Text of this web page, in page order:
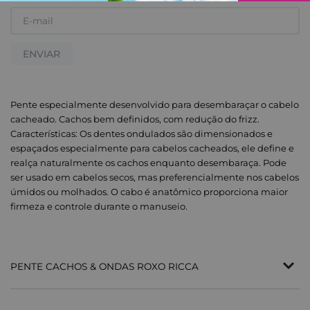
ENVIAR
Pente especialmente desenvolvido para desembaraçar o cabelo
cacheado. Cachos bem definidos, com redução do frizz.
Características: Os dentes ondulados são dimensionados e
espaçados especialmente para cabelos cacheados, ele define e
realça naturalmente os cachos enquanto desembaraça. Pode
ser usado em cabelos secos, mas preferencialmente nos cabelos
úmidos ou molhados. O cabo é anatômico proporciona maior
firmeza e controle durante o manuseio.
PENTE CACHOS & ONDAS ROXO RICCA